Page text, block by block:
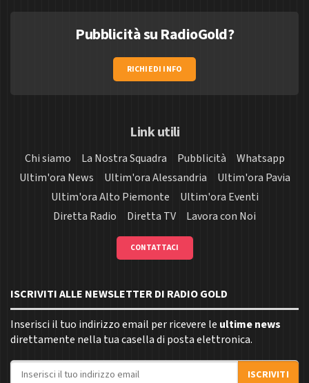
Pubblicità su RadioGold?
RICHIEDI INFO
Link utili
Chi siamo La Nostra Squadra Pubblicità
Whatsapp
Ultim'ora News
Ultim'ora Alessandria
Ultim'ora Pavia
Ultim'ora Alto Piemonte
Ultim'ora Eventi
Diretta Radio
Diretta TV Lavora con Noi
CONTATTACI
ISCRIVITI ALLE NEWSLETTER DI RADIO GOLD
Inserisci il tuo indirizzo email per ricevere le ultime news
direttamente nella tua casella di posta elettronica.
Indirizzo email
ISCRIVITI